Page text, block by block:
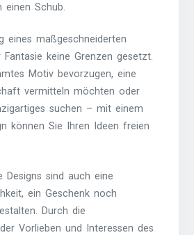
einen Schub.
eines maßgeschneiderten
Fantasie keine Grenzen gesetzt.
Motiv bevorzugen, eine
vermitteln möchten oder
suchen – mit einem
können Sie Ihren Ideen freien
Designs sind auch eine
ein Geschenk noch
Durch die
Vorlieben und Interessen des